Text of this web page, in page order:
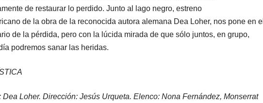
de restaurar lo perdido. Junto al lago negro, estreno
de la obra de la reconocida autora alemana Dea Loher, nos pone en el
de la pérdida, pero con la lúcida mirada de que sólo juntos, en grupo,
podremos sanar las heridas.
Dea Loher. Dirección: Jesús Urqueta. Elenco: Nona Fernández, Monserrat